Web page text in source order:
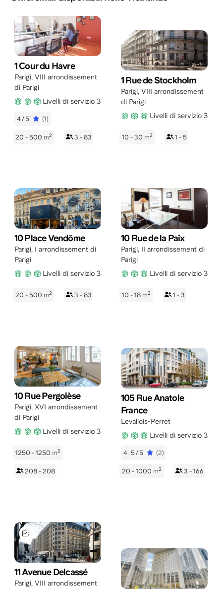
1 Cour du Havre
Parigi, VIII arrondissement
di Parigi
Livelli di servizio 3
4/5 (1)
20 - 500 m2 3 - 83
1 Rue de Stockholm
Parigi, VIII arrondissement
di Parigi
Livelli di servizio 3
10 - 30 m2 1 - 5
10 Place Vendôme
Parigi, I arrondissement di
Parigi
Livelli di servizio 3
20 - 500 m2 3 - 83
10 Rue de la Paix
Parigi, II arrondissement di
Parigi
Livelli di servizio 3
10 - 18 m2 1 - 3
10 Rue Pergolèse
Parigi, XVI arrondissement
di Parigi
Livelli di servizio 3
1250 - 1250 m2
208 - 208
105 Rue Anatole
France
Levallois-Perret
Livelli di servizio 3
4.5/5 (2)
20 - 1000 m2 3 - 166
11 Avenue Delcassé
Parigi, VIII arrondissement